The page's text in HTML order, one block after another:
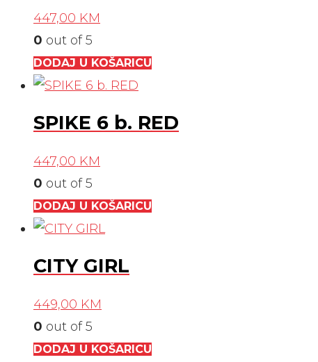
447,00 KM
0 out of 5
DODAJ U KOŠARICU
SPIKE 6 b. RED
447,00 KM
0 out of 5
DODAJ U KOŠARICU
CITY GIRL
449,00 KM
0 out of 5
DODAJ U KOŠARICU